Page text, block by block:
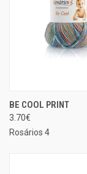
BE COOL PRINT
3.70€
Rosários 4